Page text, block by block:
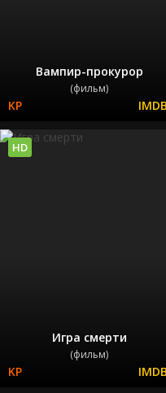
Вампир-прокурор
(фильм)
Игра смерти
(фильм)
HD